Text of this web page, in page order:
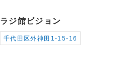
ラジ館ビジョン
千代田区外神田1-15-16